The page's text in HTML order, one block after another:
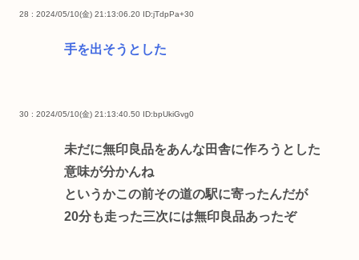
28 : 2024/05/10(金) 21:13:06.20 ID:jTdpPa+30
手を出そうとした
30 : 2024/05/10(金) 21:13:40.50 ID:bpUkiGvg0
未だに無印良品をあんな田舎に作ろうとした
意味が分かんね
というかこの前その道の駅に寄ったんだが
20分も走った三次には無印良品あったぞ